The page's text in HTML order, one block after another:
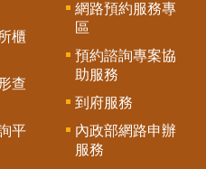
櫃
查
平
網路預約服務專
區
預約諮詢專案協
助服務
到府服務
內政部網路申辦
服務